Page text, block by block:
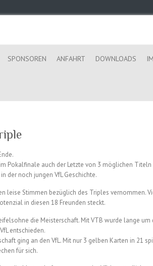
SPONSOREN ANFAHRT DOWNLOADS
Pokalfinale auch der Letzte von 3 möglichen
der noch jungen VfL Geschichte.
leise Stimmen bezüglich des Triples vernommen.
in diesen 18 Freunden steckt.
die Meisterschaft. Mit VTB wurde lange um
entschieden.
ging an den VfL. Mit nur 3 gelben Karten in 21
für sich.